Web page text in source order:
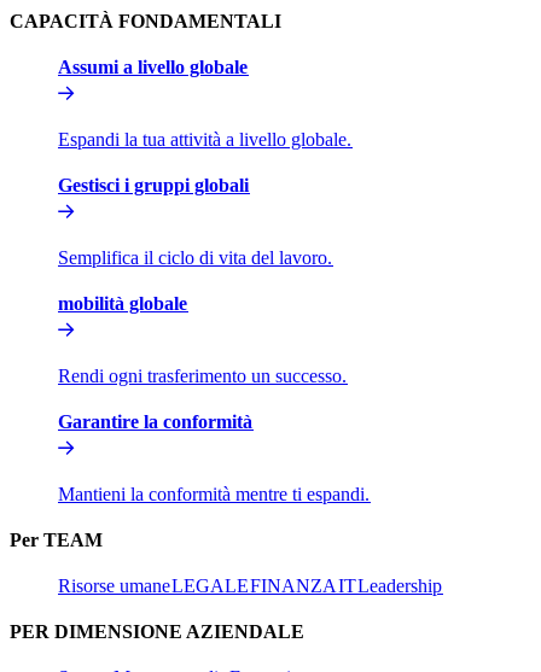
CAPACITÀ FONDAMENTALI​​
Assumi a livello globale​​
Espandi la tua attività a livello globale.​​
Gestisci i gruppi globali​​
Semplifica il ciclo di vita del lavoro.​​
mobilità globale​​
Rendi ogni trasferimento un successo.​​
Garantire la conformità​​
Mantieni la conformità mentre ti espandi.​​
Per TEAM​​
Risorse umane​​LEGALE​​FINANZA​​IT​​Leadership​​
PER DIMENSIONE AZIENDALE​​